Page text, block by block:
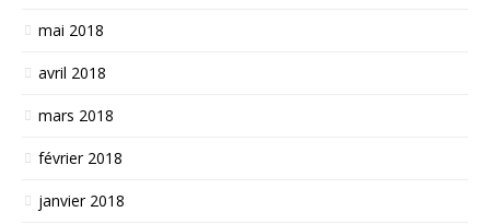
mai 2018
avril 2018
mars 2018
février 2018
janvier 2018